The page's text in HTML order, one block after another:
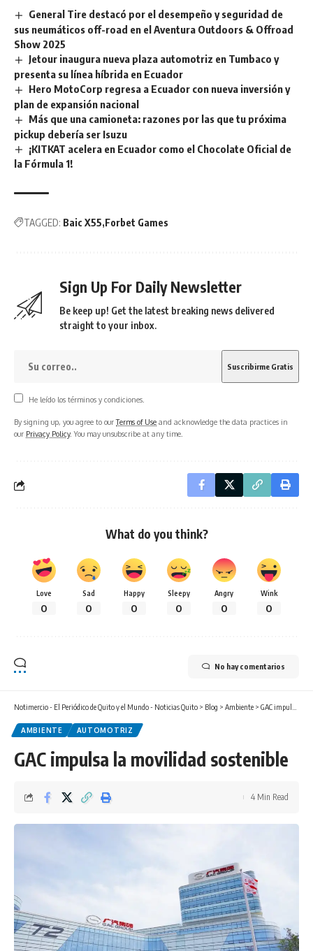
General Tire destacó por el desempeño y seguridad de
sus neumáticos off-road en el Aventura Outdoors & Offroad
Show 2025
Jetour inaugura nueva plaza automotriz en Tumbaco y
presenta su línea híbrida en Ecuador
Hero MotoCorp regresa a Ecuador con nueva inversión y
plan de expansión nacional
Más que una camioneta: razones por las que tu próxima
pickup debería ser Isuzu
¡KITKAT acelera en Ecuador como el Chocolate Oficial de
la Fórmula 1!
TAGGED: Baic X55 Forbet Games
Sign Up For Daily Newsletter
Be keep up! Get the latest breaking news delivered
straight to your inbox.
He leído los términos y condiciones.
By signing up, you agree to ourTerms of Use and acknowledge the data practices in
our Privacy Policy. You may unsubscribe at any time.
What do you think?
Love
0
Sad
0
Happy
0
Sleepy
0
Angry
0
Wink
0
No hay comentarios
Notimercio - El Periódico de Quito y el Mundo - Noticias Quito > Blog > Ambiente > GAC impulsa la movilidad sostenible
AMBIENTE AUTOMOTRIZ
GAC impulsa la movilidad sostenible
4 Min Read